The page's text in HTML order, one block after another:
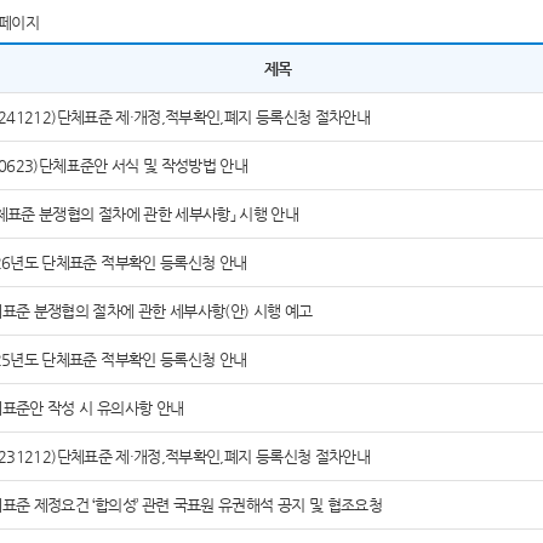
이지
제목
단체표준 제·개정,적부확인,폐지 등록신청 절차안내
단체표준안 서식 및 작성방법 안내
표준 분쟁협의 절차에 관한 세부사항」 시행 안내
년도 단체표준 적부확인 등록신청 안내
준 분쟁협의 절차에 관한 세부사항(안) 시행 예고
년도 단체표준 적부확인 등록신청 안내
준안 작성 시 유의사항 안내
단체표준 제·개정,적부확인,폐지 등록신청 절차안내
준 제정요건 ‘합의성’ 관련 국표원 유권해석 공지 및 협조요청